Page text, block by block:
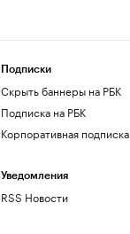
Подписки
Скрыть баннеры на РБК
Подписка на РБК
Корпоративная подписка
Уведомления
RSS Новости